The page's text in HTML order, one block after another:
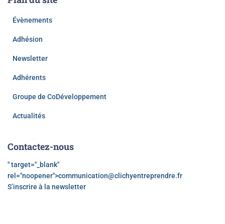
Évènements
Adhésion
Newsletter
Adhérents
Groupe de CoDéveloppement
Actualités
Contactez-nous
" target="_blank"
rel="noopener">communication@clichyentreprendre.fr
S’inscrire à la newsletter